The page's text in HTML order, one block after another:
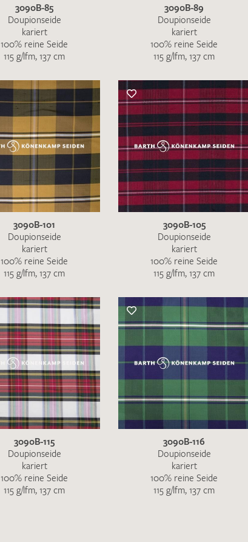
Ich bin damit einverstanden, dass
genutzt werden. Die
3090B-85
Doupionseide
kariert
100% reine Seide
115 g/lfm, 137 cm
3090B-89
Doupionseide
kariert
100% reine Seide
115 g/lfm, 137 cm
3090B-101
Doupionseide
kariert
100% reine Seide
115 g/lfm, 137 cm
3090B-105
Doupionseide
kariert
100% reine Seide
115 g/lfm, 137 cm
3090B-115
Doupionseide
kariert
100% reine Seide
115 g/lfm, 137 cm
3090B-116
Doupionseide
kariert
100% reine Seide
115 g/lfm, 137 cm